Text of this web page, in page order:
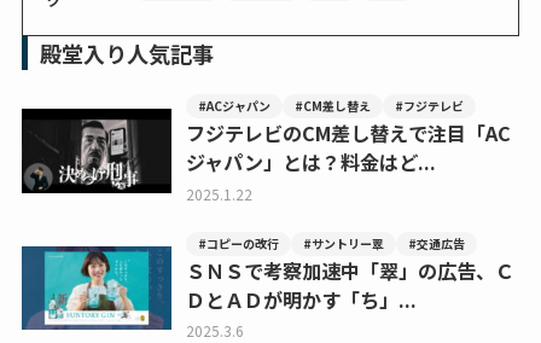
殿堂入り人気記事
#ACジャパン #CM差し替え #フジテレビ
フジテレビのCM差し替えで注目「AC
ジャパン」とは？料金はど...
2025.1.22
#コピーの改行 #サントリー翠 #交通広告
ＳＮＳで考察加速中「翠」の広告、Ｃ
ＤとＡＤが明かす「ち」...
2025.3.6